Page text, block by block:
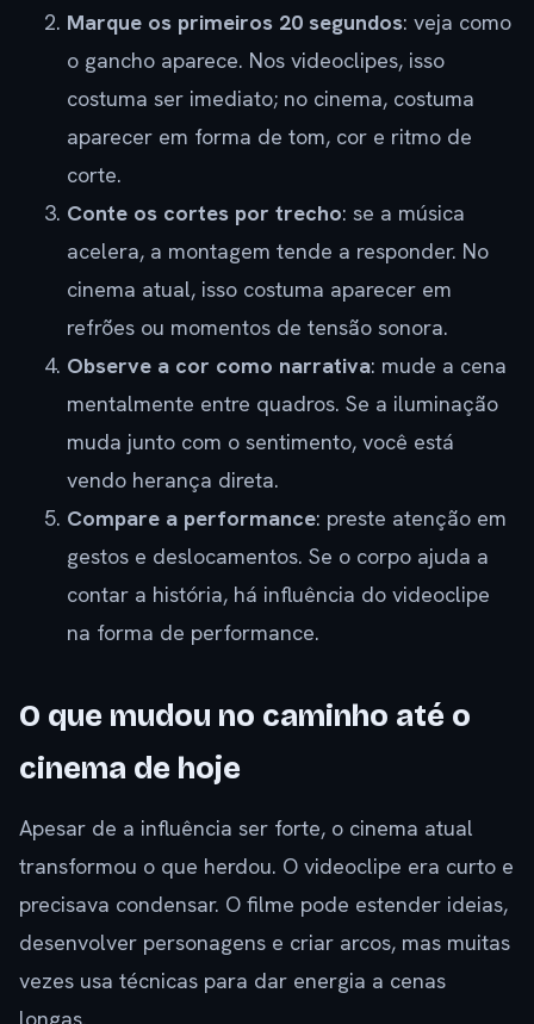
Marque os primeiros 20 segundos: veja como
o gancho aparece. Nos videoclipes, isso
costuma ser imediato; no cinema, costuma
aparecer em forma de tom, cor e ritmo de
corte.
Conte os cortes por trecho: se a música
acelera, a montagem tende a responder. No
cinema atual, isso costuma aparecer em
refrões ou momentos de tensão sonora.
Observe a cor como narrativa: mude a cena
mentalmente entre quadros. Se a iluminação
muda junto com o sentimento, você está
vendo herança direta.
Compare a performance: preste atenção em
gestos e deslocamentos. Se o corpo ajuda a
contar a história, há influência do videoclipe
na forma de performance.
O que mudou no caminho até o
cinema de hoje
Apesar de a influência ser forte, o cinema atual
transformou o que herdou. O videoclipe era curto e
precisava condensar. O filme pode estender ideias,
desenvolver personagens e criar arcos, mas muitas
vezes usa técnicas para dar energia a cenas